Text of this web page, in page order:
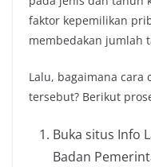
faktor kepemilikan
membedakan jumlah
Lalu, bagaimana cara
tersebut? Berikut
Buka situs Info
Badan